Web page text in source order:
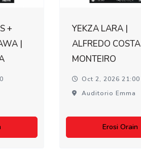
+
|
YEKZA LARA |
ALFREDO COSTA
MONTEIRO
Oct 2, 2026 21:00
Auditorio Emma
Erosi Orain